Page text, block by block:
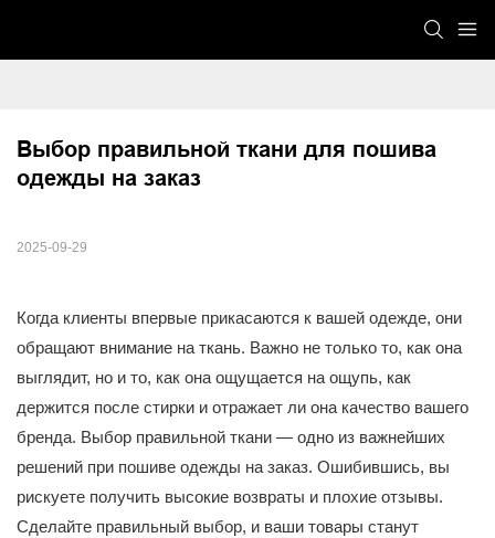
Выбор правильной ткани для пошива
одежды на заказ
2025-09-29
Когда клиенты впервые прикасаются к вашей одежде, они
обращают внимание на ткань. Важно не только то, как она
выглядит, но и то, как она ощущается на ощупь, как
держится после стирки и отражает ли она качество вашего
бренда. Выбор правильной ткани — одно из важнейших
решений при пошиве одежды на заказ. Ошибившись, вы
рискуете получить высокие возвраты и плохие отзывы.
Сделайте правильный выбор, и ваши товары станут